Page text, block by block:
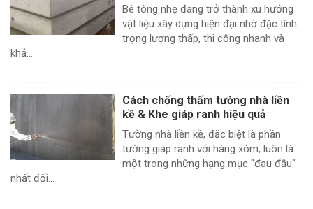
Bê tông nhẹ đang trở thành xu hướng
vật liệu xây dựng hiện đại nhờ đặc tính
trọng lượng thấp, thi công nhanh và
khả...
Cách chống thấm tường nhà liền
kề & Khe giáp ranh hiệu quả
Tường nhà liền kề, đặc biệt là phần
tường giáp ranh với hàng xóm, luôn là
một trong những hạng mục "đau đầu"
nhất đối...